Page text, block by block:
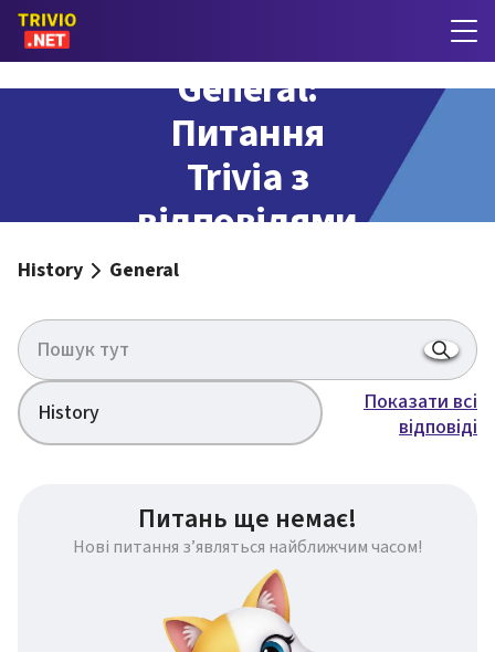
General:
Питання
Trivia з
відповідями
History General
History
Показати всі
відповіді
Питань ще немає!
Нові питання з’являться найближчим часом!